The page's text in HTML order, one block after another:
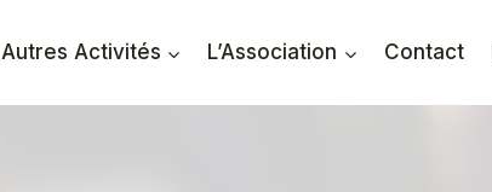
Autres Activités L’Association Contact